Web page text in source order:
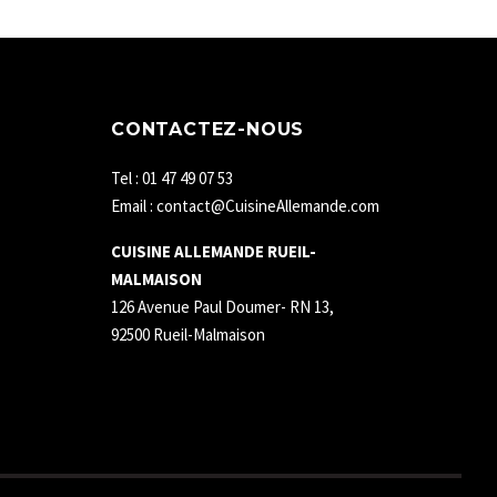
CONTACTEZ-NOUS
Tel : 01 47 49 07 53
Email : contact@CuisineAllemande.com
CUISINE ALLEMANDE RUEIL-
MALMAISON
126 Avenue Paul Doumer- RN 13,
92500 Rueil-Malmaison